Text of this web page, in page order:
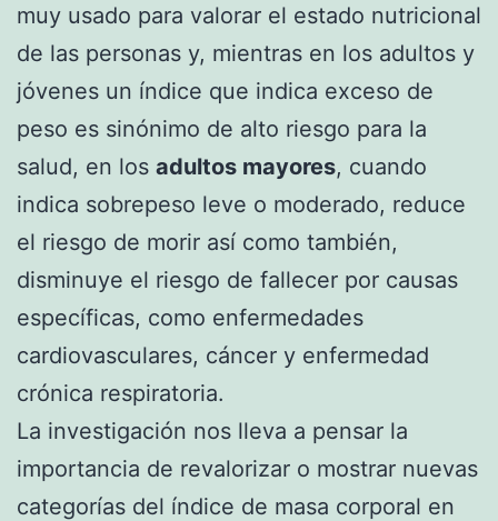
muy usado para valorar el estado nutricional
de las personas y, mientras en los adultos y
jóvenes un índice que indica exceso de
peso es sinónimo de alto riesgo para la
salud, en los adultos mayores, cuando
indica sobrepeso leve o moderado, reduce
el riesgo de morir así como también,
disminuye el riesgo de fallecer por causas
específicas, como enfermedades
cardiovasculares, cáncer y enfermedad
crónica respiratoria.
La investigación nos lleva a pensar la
importancia de revalorizar o mostrar nuevas
categorías del índice de masa corporal en